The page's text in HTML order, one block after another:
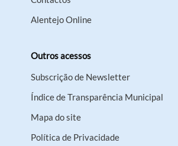
Alentejo Online
Outros acessos
Subscrição de Newsletter
Índice de Transparência Municipal
Mapa do site
Política de Privacidade